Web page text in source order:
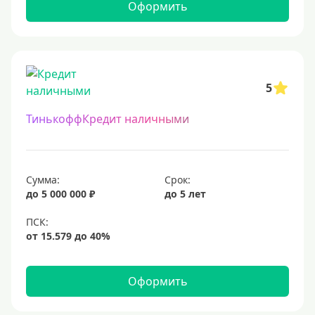
12 млн
20 млн
25 млн
35000000 руб
50 миллионов
100 миллионов
15000 руб
18000 руб
Оформить
5
ТинькоффКредит наличными
Сумма:
до 5 000 000 ₽
Срок:
до 5 лет
Оформить